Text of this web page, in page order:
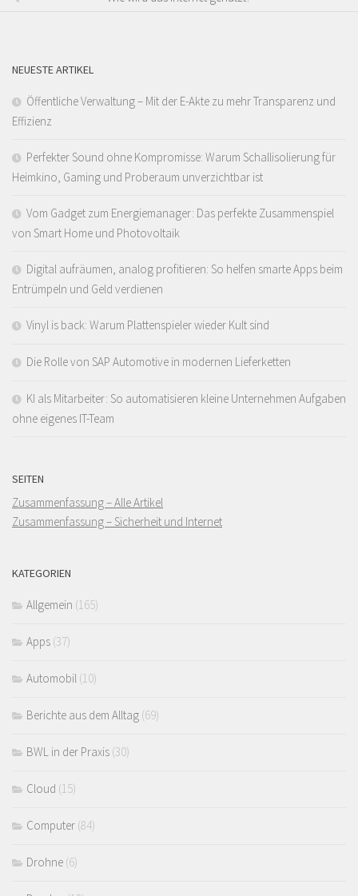
NEUESTE ARTIKEL
Öffentliche Verwaltung – Mit der E-Akte zu mehr Transparenz und
Effizienz
Perfekter Sound ohne Kompromisse: Warum Schallisolierung für
Heimkino, Gaming und Proberaum unverzichtbar ist
Vom Gadget zum Energiemanager: Das perfekte Zusammenspiel
von Smart Home und Photovoltaik
Digital aufräumen, analog profitieren: So helfen smarte Apps beim
Entrümpeln und Geld verdienen
Vinyl is back: Warum Plattenspieler wieder Kult sind
Die Rolle von SAP Automotive in modernen Lieferketten
KI als Mitarbeiter: So automatisieren kleine Unternehmen Aufgaben
ohne eigenes IT-Team
SEITEN
Zusammenfassung – Alle Artikel
Zusammenfassung – Sicherheit und Internet
KATEGORIEN
Allgemein (165)
Apps (37)
Automobil (10)
Berichte aus dem Alltag (69)
BWL in der Praxis (30)
Cloud (15)
Computer (84)
Drohne (6)